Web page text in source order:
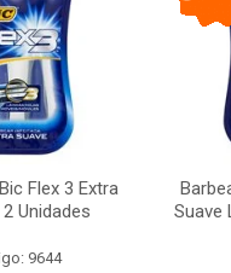
Flex 3 Extra
Unidades
9644
Suave